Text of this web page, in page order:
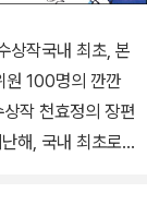
상작국내 최초, 본
원 100명의 깐깐
작 천효정의 장편
해, 국내 최초로